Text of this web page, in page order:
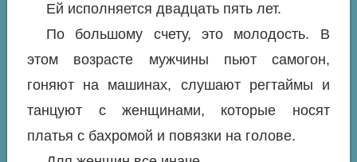
Ей исполняется двадцать пять лет.
По большому счету, это молодость. В
этом возрасте мужчины пьют самогон,
гоняют на машинах, слушают регтаймы и
танцуют с женщинами, которые носят
платья с бахромой и повязки на голове.